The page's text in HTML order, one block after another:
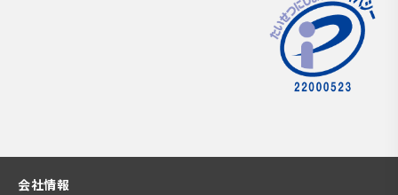
会社情報